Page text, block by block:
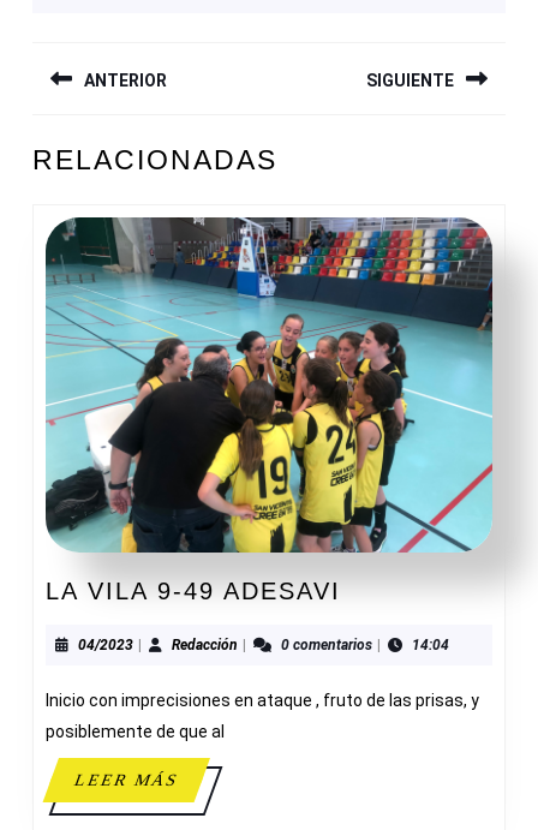
DE
ANTERIOR
anterior:
SIGUIENTE
entrada:
RELACIONADAS
LA VILA 9-49 ADESAVI
9-
ADESAVI
04/202304/2023
| Redacción Redacción
| 0 comentarios | 14:04
Inicio con imprecisiones en ataque , fruto de las prisas, y
posiblemente de que al
LEER MÁSLEER
MÁS